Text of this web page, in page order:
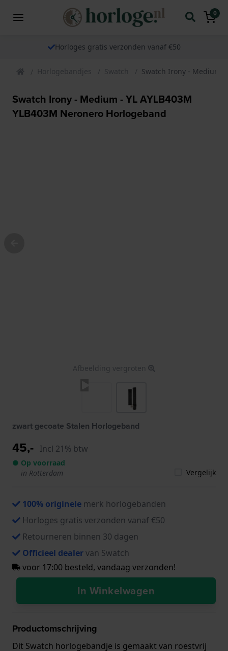
0
Horloges gratis verzonden vanaf €50
Horlogebandjes Swatch Swatch Irony - Medium -
Swatch Irony - Medium - YL AYLB403M
YLB403M Neronero Horlogeband
Afbeelding vergroten
zwart gecoate Stalen Horlogeband
45,- Incl 21% btw
● Op voorraad
in Rotterdam
Vergelijk
100% originele merk horlogebanden
Horloges gratis verzonden vanaf €50
Retourneren binnen 30 dagen
Officieel dealervan Swatch
voor 17:00 besteld, vandaag verzonden!
In Winkelwagen
Productomschrijving
Dit Swatch horlogebandje is gemaakt van roestvrij